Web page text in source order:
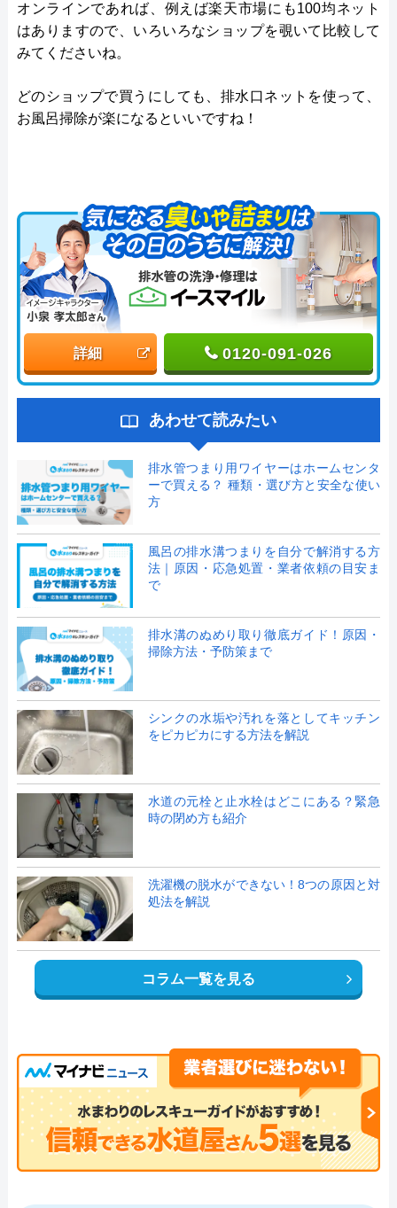
オンラインであれば、例えば楽天市場にも100均ネット
はありますので、いろいろなショップを覗いて比較して
みてくださいね。
どのショップで買うにしても、排水口ネットを使って、
お風呂掃除が楽になるといいですね！
詳細 0120-091-026
あわせて読みたい
排水管つまり用ワイヤーはホームセンタ
ーで買える？ 種類・選び方と安全な使い
方
風呂の排水溝つまりを自分で解消する方
法｜原因・応急処置・業者依頼の目安ま
で
排水溝のぬめり取り徹底ガイド！原因・
掃除方法・予防策まで
シンクの水垢や汚れを落としてキッチン
をピカピカにする方法を解説
水道の元栓と止水栓はどこにある？緊急
時の閉め方も紹介
洗濯機の脱水ができない！8つの原因と対
処法を解説
コラム一覧を見る